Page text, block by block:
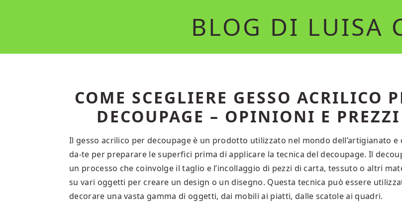
BLOG DI LUISA
COME SCEGLIERE GESSO ACRILICO
DECOUPAGE – OPINIONI E PREZZI
Il gesso acrilico per decoupage è un prodotto utilizzato nel mondo dell’artigianato e
da-te per preparare le superfici prima di applicare la tecnica del decoupage. Il
un processo che coinvolge il taglio e l’incollaggio di pezzi di carta, tessuto o altri
su vari oggetti per creare un design o un disegno. Questa tecnica può essere
decorare una vasta gamma di oggetti, dai mobili ai piatti, dalle scatole ai quadri.